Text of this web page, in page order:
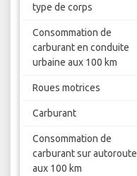
type de corps
Consommation de
carburant en conduite
urbaine aux 100 km
Roues motrices
Carburant
Consommation de
carburant sur autoroute
aux 100 km